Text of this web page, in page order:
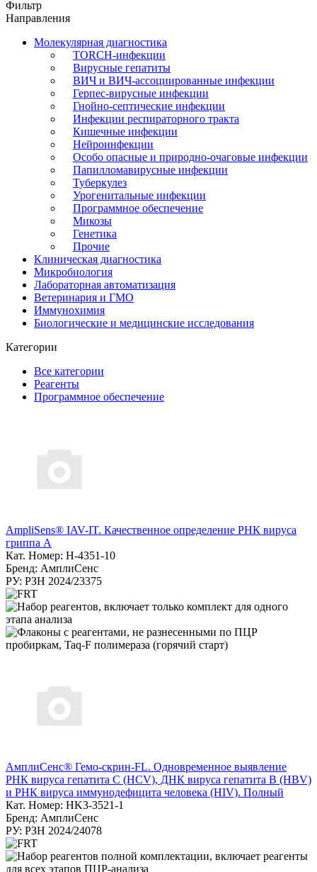
Фильтр
Направления
Молекулярная диагностика
TORCH-инфекции
Вирусные гепатиты
ВИЧ и ВИЧ-ассоциированные инфекции
Герпес-вирусные инфекции
Гнойно-септические инфекции
Инфекции респираторного тракта
Кишечные инфекции
Нейроинфекции
Особо опасные и природно-очаговые инфекции
Папилломавирусные инфекции
Туберкулез
Урогенитальные инфекции
Программное обеспечение
Микозы
Генетика
Прочие
Клиническая диагностика
Микробиология
Лабораторная автоматизация
Ветеринария и ГМО
Иммунохимия
Биологические и медицинские исследования
Категории
Все категории
Реагенты
Программное обеспечение
AmpliSens® IAV-IT. Качественное определение РНК вируса
гриппа А
Кат. Номер: H-4351-10
Бренд: АмплиСенс
РУ: РЗН 2024/23375
АмплиСенс® Гемо-скрин-FL. Одновременное выявление
РНК вируса гепатита С (HCV), ДНК вируса гепатита B (HBV)
и РНК вируса иммунодефицита человека (HIV). Полный
Кат. Номер: HK3-3521-1
Бренд: АмплиСенс
РУ: РЗН 2024/24078